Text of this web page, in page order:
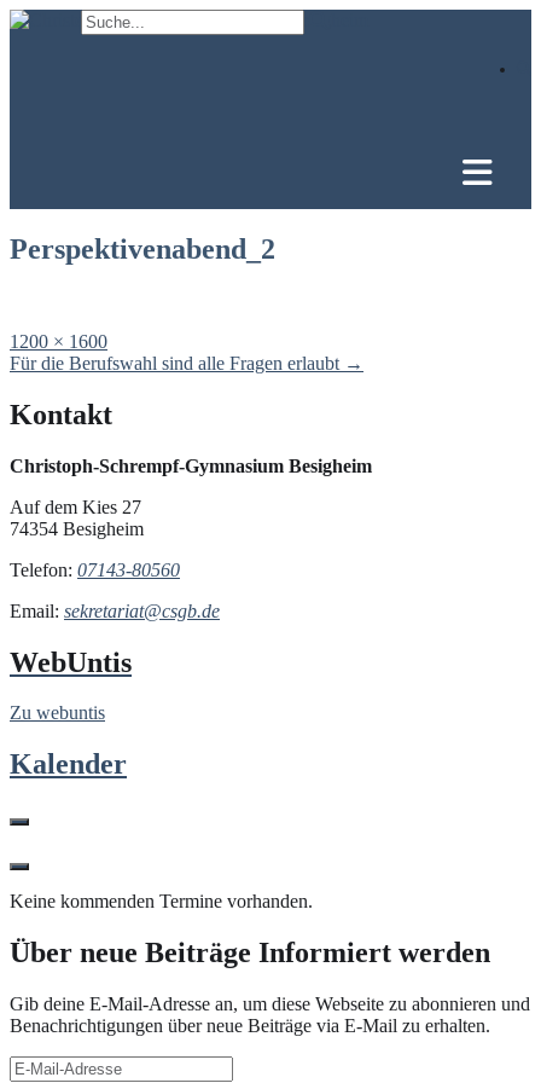
Skip
Perspektivenabend_2
Full
size
1200 × 1600
Post
Für die Berufswahl sind alle Fragen erlaubt →
Kontakt
Christoph-Schrempf-Gymnasium Besigheim
Auf dem Kies 27
74354 Besigheim
Telefon: 07143-80560
Email: sekretariat@csgb.de
WebUntis
Zu webuntis
Kalender
Keine kommenden Termine vorhanden.
Über neue Beiträge Informiert werden
Gib deine E-Mail-Adresse an, um diese Webseite zu abonnieren und
Benachrichtigungen über neue Beiträge via E-Mail zu erhalten.
E-